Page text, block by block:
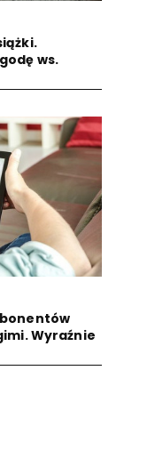
ws.
Wyraźnie